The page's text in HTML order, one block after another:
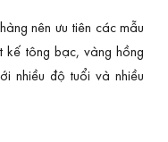
nên ưu tiên các mẫu
kế tông bạc, vàng hồng
nhiều độ tuổi và nhiều